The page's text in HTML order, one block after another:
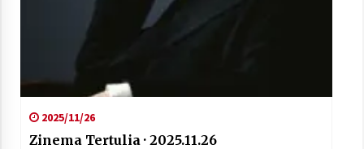
2025/11/26
Zinema Tertulia · 2025.11.26